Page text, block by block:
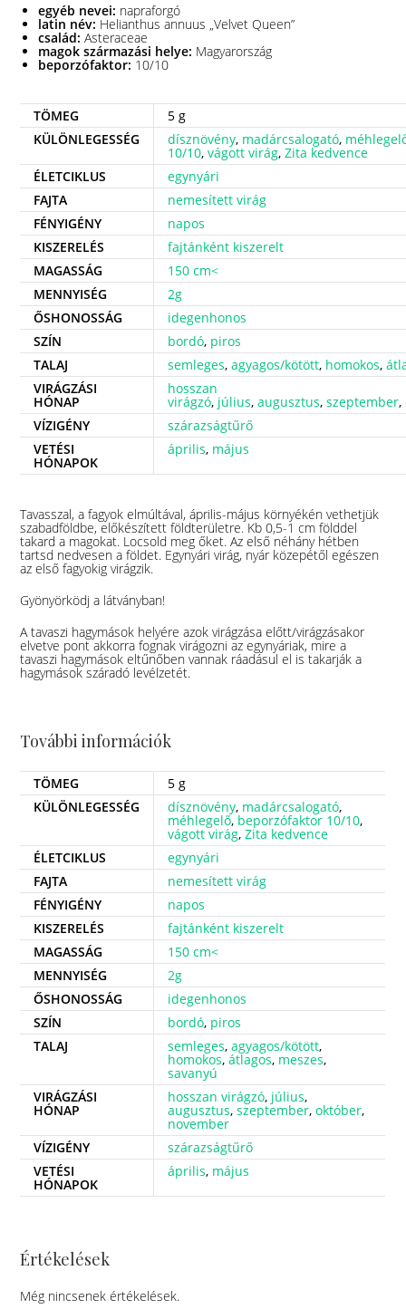
egyéb nevei: napraforgó
latin név: Helianthus annuus „Velvet Queen”
család:Asteraceae
magok származási helye: Magyarország
beporzófaktor: 10/10
TÖMEG
5 g
KÜLÖNLEGESSÉG
dísznövény, madárcsalogató,
10/10,vágott virág,Zita kedvence
ÉLETCIKLUS
egynyári
FAJTA
nemesített virág
FÉNYIGÉNY
napos
KISZERELÉS
fajtánként kiszerelt
MAGASSÁG
150 cm<
MENNYISÉG
2g
ŐSHONOSSÁG
idegenhonos
SZÍN
bordó, piros
TALAJ
semleges,agyagos/kötött, homokos,
VIRÁGZÁSI
HÓNAP
hosszan
virágzó, július,augusztus,szeptember,
VÍZIGÉNY
szárazságtűrő
VETÉSI
HÓNAPOK
április, május
Tavasszal, a fagyok elmúltával, április-május környékén vethetjük
szabadföldbe, előkészített földterületre. Kb 0,5-1 cm földdel
takard a magokat. Locsold meg őket. Az első néhány hétben
tartsd nedvesen a földet. Egynyári virág, nyár közepétől egészen
az első fagyokig virágzik.
Gyönyörködj a látványban!
A tavaszi hagymások helyére azok virágzása előtt/virágzásakor
elvetve pont akkorra fognak virágozni az egynyáriak, mire a
tavaszi hagymások eltűnőben vannak ráadásul el is takarják a
hagymások száradó levélzetét.
További információk
TÖMEG
5 g
KÜLÖNLEGESSÉG
dísznövény, madárcsalogató,
méhlegelő, beporzófaktor 10/10,
vágott virág,Zita kedvence
ÉLETCIKLUS
egynyári
FAJTA
nemesített virág
FÉNYIGÉNY
napos
KISZERELÉS
fajtánként kiszerelt
MAGASSÁG
150 cm<
MENNYISÉG
2g
ŐSHONOSSÁG
idegenhonos
SZÍN
bordó, piros
TALAJ
semleges,agyagos/kötött,
homokos,átlagos, meszes,
savanyú
VIRÁGZÁSI
HÓNAP
hosszan virágzó, július,
augusztus,szeptember,október,
november
VÍZIGÉNY
szárazságtűrő
VETÉSI
HÓNAPOK
április, május
Értékelések
Még nincsenek értékelések.